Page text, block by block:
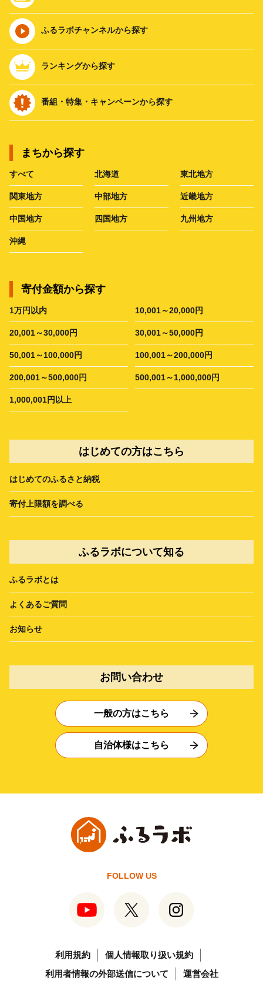
ふるラボチャンネルから探す
ランキングから探す
番組・特集・キャンペーンから探す
まちから探す
すべて 北海道 東北地方
関東地方 中部地方 近畿地方
中国地方 四国地方 九州地方
沖縄
寄付金額から探す
1万円以内 10,001～20,000円
20,001～30,000円 30,001～50,000円
50,001～100,000円 100,001～200,000円
200,001～500,000円 500,001～1,000,000円
1,000,001円以上
はじめての方はこちら
はじめてのふるさと納税
寄付上限額を調べる
ふるラボについて知る
ふるラボとは
よくあるご質問
お知らせ
お問い合わせ
一般の方はこちら
自治体様はこちら
FOLLOW US
利用規約
個人情報取り扱い規約
利用者情報の外部送信について
運営会社